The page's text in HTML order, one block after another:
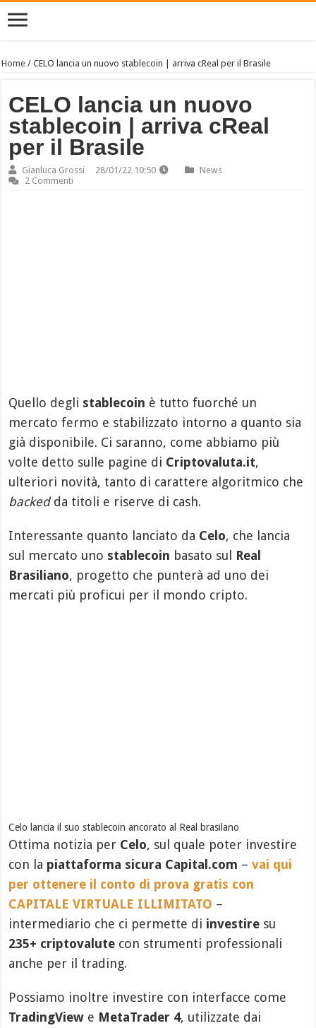
Home /CELO lancia un nuovo stablecoin | arriva cReal per il Brasile
CELO lancia un nuovo
stablecoin | arriva cReal
per il Brasile
Gianluca Grossi 28/01/22 10:50
News
2 Commenti
Quello degli stablecoin è tutto fuorché un
mercato fermo e stabilizzato intorno a quanto sia
già disponibile. Ci saranno, come abbiamo più
volte detto sulle pagine di Criptovaluta.it,
ulteriori novità, tanto di carattere algoritmico che
backedda titoli e riserve di cash.
Interessante quanto lanciato da Celo, che lancia
sul mercato uno stablecoin basato sul Real
Brasiliano, progetto che punterà ad uno dei
mercati più proficui per il mondo cripto.
Celo lancia il suo stablecoin ancorato al Real brasilano
Ottima notizia per Celo, sul quale poter investire
con la piattaforma sicura Capital.com –vai qui
per ottenere il conto di prova gratis con
CAPITALE VIRTUALE ILLIMITATO –
intermediario che ci permette di investire su
235+ criptovalute con strumenti professionali
anche per il trading.
Possiamo inoltre investire con interfacce come
TradingView e MetaTrader 4, utilizzate dai